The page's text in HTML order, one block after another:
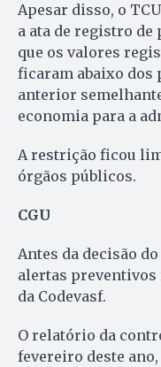
Apesar disso, o
a ata de registro
que os valores
ficaram abaixo dos
anterior
economia para a
A restrição ficou
órgãos públicos.
CGU
Antes da decisão
alertas preventivos
da Codevasf.
O relatório da
fevereiro deste